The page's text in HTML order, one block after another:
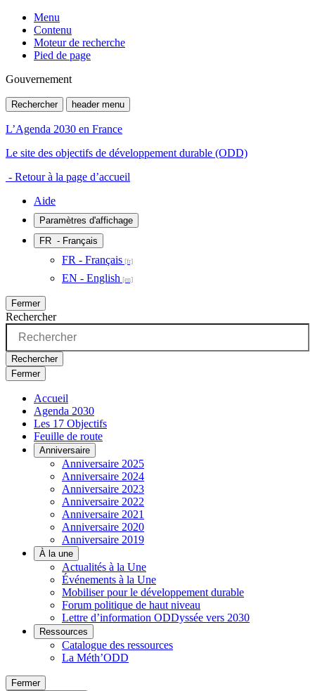
Menu
Contenu
Moteur de recherche
Pied de page
Gouvernement
Rechercher header menu
L’Agenda 2030 en France
Le site des objectifs de développement durable (ODD)
- Retour à la page d’accueil
Aide
Paramètres d'affichage
FR - Français
FR - Français
EN - English
Fermer
Rechercher
Rechercher
Fermer
Accueil
Agenda 2030
Les 17 Objectifs
Feuille de route
Anniversaire
Anniversaire 2025
Anniversaire 2024
Anniversaire 2023
Anniversaire 2022
Anniversaire 2021
Anniversaire 2020
Anniversaire 2019
À la une
Actualités à la Une
Événements à la Une
Mobiliser pour le développement durable
Forum politique de haut niveau
Lettre d’information ODDyssée vers 2030
Ressources
Catalogue des ressources
La Méth’ODD
Fermer